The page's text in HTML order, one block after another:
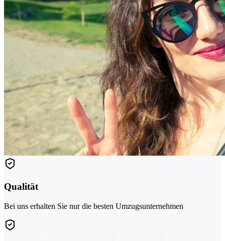
Qualität
Bei uns erhalten Sie nur die besten Umzugsunternehmen